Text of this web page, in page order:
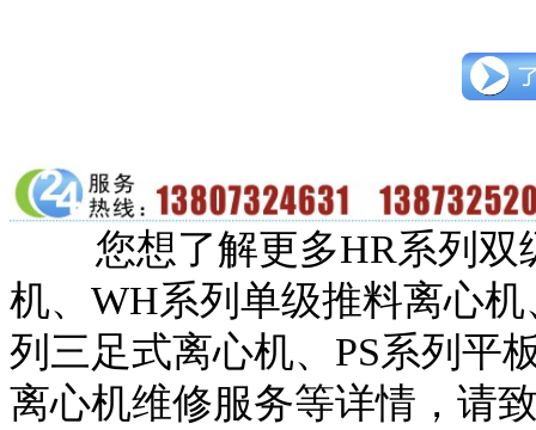
您想了解更多HR系列
机、WH系列单级推料离心
列 三足式离心机、PS系列 平
离心机维修服务等详情，请